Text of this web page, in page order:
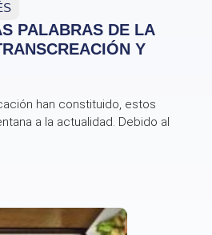
PALABRAS DE LA
Y
han constituido, estos
a la actualidad. Debido al